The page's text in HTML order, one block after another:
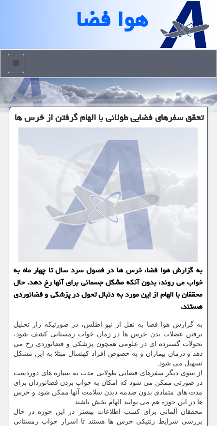
هوا فضا
منو
تحقق سفرهای فضایی طولانی با الهام گرفتن از خرس ها
به گزارش هوا فضا، خرس ها در فصول سرد سال تا چهار ماه به
خواب می روند، بدون آنكه مشكل جسمانی برای آنها رخ دهد. حال
محققان با الهام از این مورد به دنبال تحول در پزشكی و فضانوردی
هستند.
به گزارش هوا فضا به نقل از نیو اطلس، در صورتیكه راز تحلیل
نرفتن عضلات بدن خرس ها در زمان خواب زمستانی كشف شود،
تحولات گسترده ای در علومی همچون پزشكی و فضانوردی رخ می
دهد و درمان بیماران و به خصوص افراد كهنسال مبتلا به این مشكل
تسهیل می شود.
از سوی دیگر سفرهای فضایی طولانی مدت به سیاره های دوردست
در صورتی ممكن می شود كه امكان به خواب بردن فضانوردان برای
مدت های متمادی بدون صدمه دیدن سلامت آنها ممكن شود و خرس
ها در این حوزه هم می توانند الهام بخش باشند.
محققان آلمانی برای كسب اطلاعات بیشتر در این حوزه در حال
بررسی شرایط ژنتیكی خرس ها هستند تا اسرار خواب زمستانی